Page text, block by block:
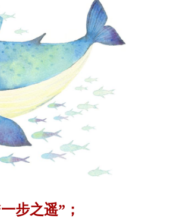
步之遥”；